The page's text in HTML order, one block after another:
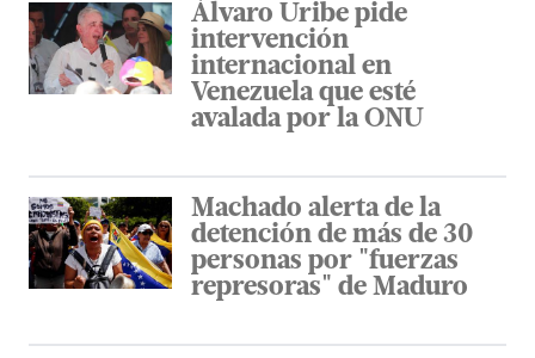
Álvaro Uribe pide
intervención
internacional en
Venezuela que esté
avalada por la ONU
Machado alerta de la
detención de más de 30
personas por "fuerzas
represoras" de Maduro